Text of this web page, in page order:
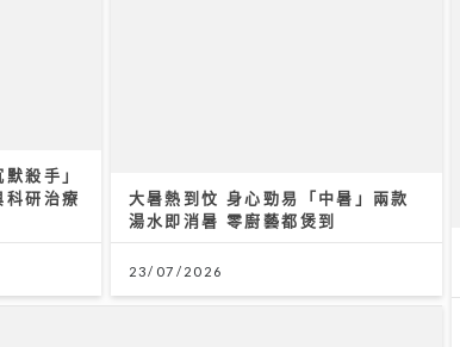
殺手」
科研治療
大暑熱到忟 身心勁易「中暑」兩款
湯水即消暑 零廚藝都煲到
23/07/2026